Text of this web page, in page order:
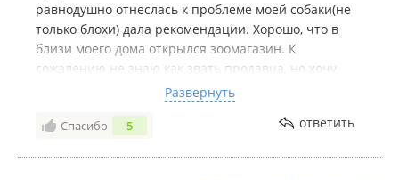
равнодушно отнеслась к проблеме моей собаки(не
только блохи) дала рекомендации. Хорошо, что в
близи моего дома открылся зоомагазин. К
сожалению не знаю как звать продавца, но хочу
выразить благодарность от нашего питомца в моем
лице, от игрушки он не отходит. Теперь мы ваши
постоянные клиенты.
Развернуть
Спасибо 5 ответить